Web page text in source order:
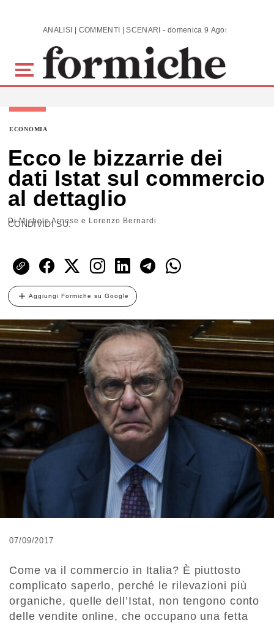
Skip to main content ANALISI | COMMENTI | SCENARI - domenica 9 Agosto 2026
ECONOMIA
Ecco le bizzarrie dei
dati Istat sul commercio
al dettaglio
DiMichele Arnese e Lorenzo Bernardi
CONDIVIDI SU:
Aggiungi Formiche su Google
07/09/2017
Come va il commercio in Italia? È piuttosto
complicato saperlo, perché le rilevazioni più
organiche, quelle dell’Istat, non tengono conto
delle vendite online, che occupano una fetta